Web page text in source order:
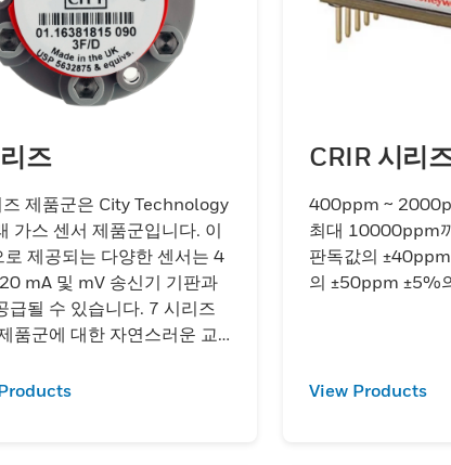
즈
제품군은 City Technology
가스 센서 제품군입니다. 이
로 제공되는 다양한 센서는 4
mA 및 mV 송신기 기판과
급될 수 있습니다. 7 시리즈
품군에 대한 자연스러운 교
CRIR 시리
400ppm ~
최대 10000ppm
판독값의
의 ±50ppm ±5%
View Products